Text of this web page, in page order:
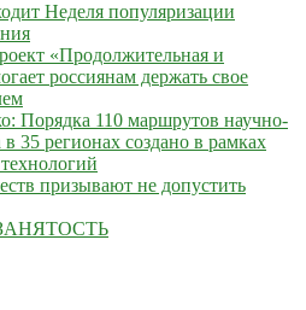
Неделя популяризации
«Продолжительная и
россиянам держать свое
Порядка 110 маршрутов научно-
35 регионах создано в рамках
призывают не допустить